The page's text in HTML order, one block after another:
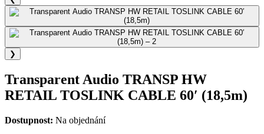
❯
Transparent Audio TRANSP HW
RETAIL TOSLINK CABLE 60′ (18,5m)
Dostupnost: Na objednání